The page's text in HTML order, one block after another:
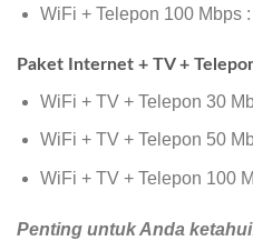
WiFi + Telepon 100 Mbps
Paket Internet + TV +
WiFi + TV + Telepon 30
WiFi + TV + Telepon 50
WiFi + TV + Telepon 100
Penting untuk Anda